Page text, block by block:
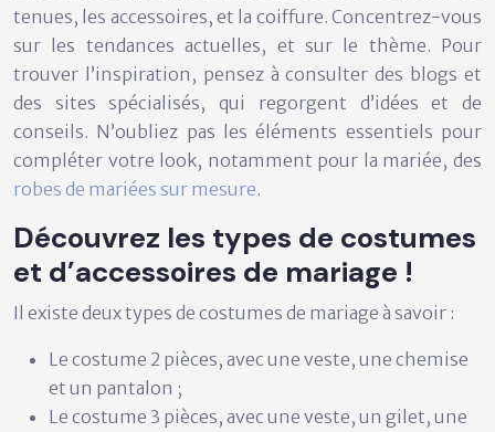
tenues, les accessoires, et la coiffure. Concentrez-vous
sur les tendances actuelles, et sur le thème. Pour
trouver l’inspiration, pensez à consulter des blogs et
des sites spécialisés, qui regorgent d’idées et de
conseils. N’oubliez pas les éléments essentiels pour
compléter votre look, notamment pour la mariée, des
robes de mariées sur mesure.
Découvrez les types de costumes
et d’accessoires de mariage !
Il existe deux types de costumes de mariage à savoir :
Le costume 2 pièces, avec une veste, une chemise
et un pantalon ;
Le costume 3 pièces, avec une veste, un gilet, une